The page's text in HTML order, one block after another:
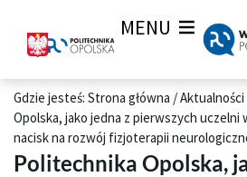
MENU
Gdzie jesteś: Strona główna /Aktualności
Opolska, jako jedna z pierwszych uczelni
nacisk na rozwój fizjoterapii
Politechnika Opolska,